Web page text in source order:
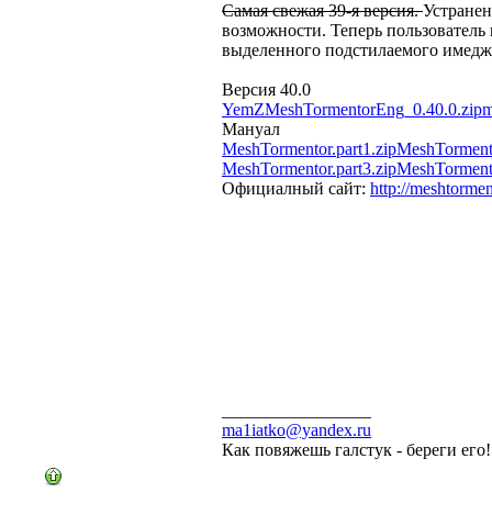
Самая свежая 39-я версия.
возможности. Теперь
выделенного подстилаемого
Версия 40.0
YemZMeshTormentorEng_0.40.0.zip
Мануал
MeshTormentor.part1.zip
MeshTormentor.part3.zip
Официалный сайт: http://
ma1iatko@yandex.ru
Как повяжешь галстук - береги